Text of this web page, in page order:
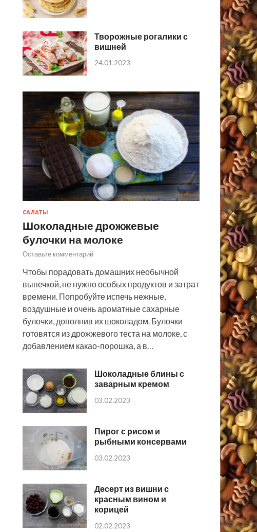
Творожные рогалики с
вишней
24.01.2023
САЛАТЫ
Шоколадные дрожжевые
булочки на молоке
Оставьте комментарий
Чтобы порадовать домашних необычной
выпечкой, не нужно особых продуктов и затрат
времени. Попробуйте испечь нежные,
воздушные и очень ароматные сахарные
булочки, дополнив их шоколадом. Булочки
готовятся из дрожжевого теста на молоке, с
добавлением какао-порошка, а в…
Шоколадные блины с
заварным кремом
03.02.2023
Пирог с рисом и
рыбными консервами
03.02.2023
Десерт из вишни с
красным вином и
корицей
02.02.2023